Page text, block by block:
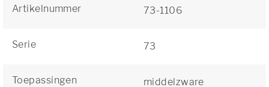
Artikelnummer 73-1106
Serie 73
Toepassingen
middelzware